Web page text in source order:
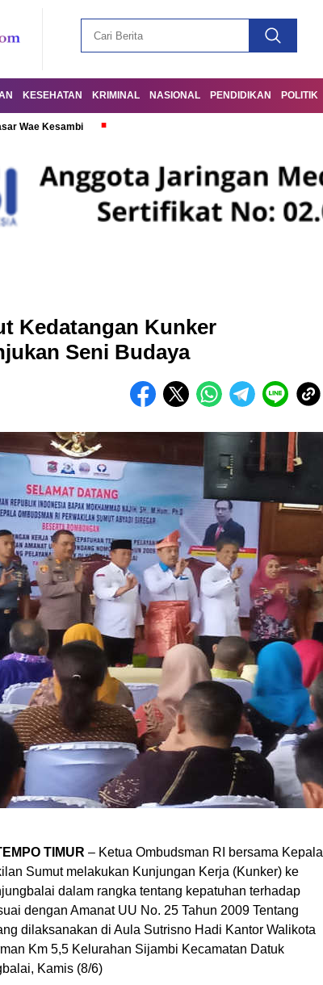
KESEHATAN KRIMINAL NASIONAL PENDIDIKAN POLITIK
Wae Kesambi
Kedatangan Kunker
Seni Budaya
TIMUR – Ketua Ombudsman RI bersama Kepala
Sumut melakukan Kunjungan Kerja (Kunker) ke
dalam rangka tentang kepatuhan terhadap
dengan Amanat UU No. 25 Tahun 2009 Tentang
dilaksanakan di Aula Sutrisno Hadi Kantor Walikota
Km 5,5 Kelurahan Sijambi Kecamatan Datuk
Kamis (8/6)